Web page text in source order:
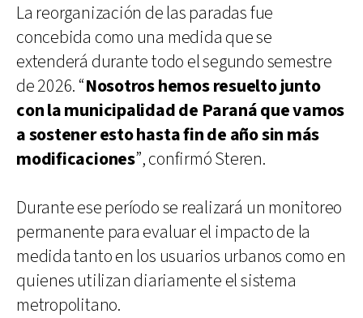
La reorganización de las paradas fue
concebida como una medida que se
extenderá durante todo el segundo semestre
de 2026. “Nosotros hemos resuelto junto
con la municipalidad de Paraná que vamos
a sostener esto hasta fin de año sin más
modificaciones”, confirmó Steren.
Durante ese período se realizará un monitoreo
permanente para evaluar el impacto de la
medida tanto en los usuarios urbanos como en
quienes utilizan diariamente el sistema
metropolitano.